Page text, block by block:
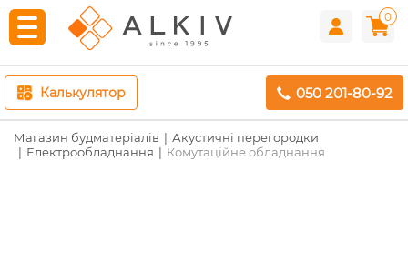
0
Калькулятор 050 201-80-92
Магазин будматеріалів
Акустичні перегородки
Електрообладнання
Комутаційне обладнання